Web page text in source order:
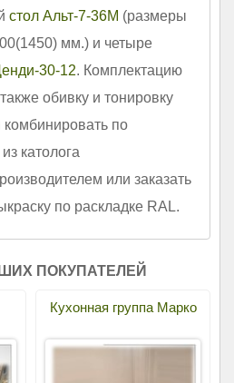
стол Альт-7-36М (размеры
мм.) и четыре
30-12. Комплектацию
обивку и тонировку
по
католога
или заказать
по раскладке RAL.
ПОКУПАТЕЛЕЙ
Кухонная группа Марко